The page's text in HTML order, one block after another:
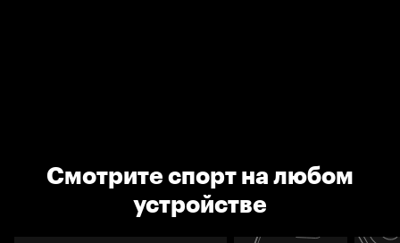
Смотрите спорт на любом
устройстве